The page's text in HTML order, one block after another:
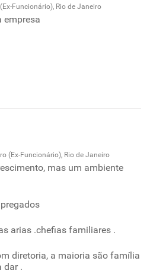
Funcionário), Rio de Janeiro
empresa
(Ex-Funcionário), Rio de Janeiro
mas um ambiente
arias .chefias familiares .
diretoria, a maioria são família
dar .